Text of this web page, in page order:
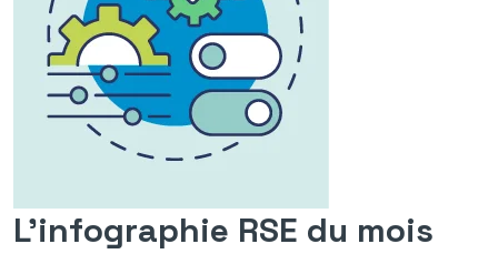
L'infographie RSE du mois